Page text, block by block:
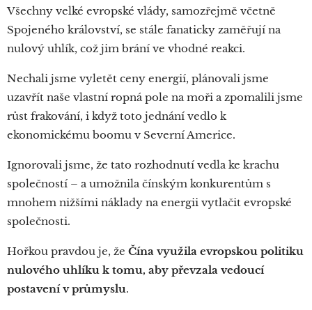
Všechny velké evropské vlády, samozřejmě včetně
Spojeného království, se stále fanaticky zaměřují na
nulový uhlík, což jim brání ve vhodné reakci.
Nechali jsme vyletět ceny energií, plánovali jsme
uzavřít naše vlastní ropná pole na moři a zpomalili jsme
růst frakování, i když toto jednání vedlo k
ekonomickému boomu v Severní Americe.
Ignorovali jsme, že tato rozhodnutí vedla ke krachu
společností – a umožnila čínským konkurentům s
mnohem nižšími náklady na energii vytlačit evropské
společnosti.
Hořkou pravdou je, že Čína využila evropskou politiku
nulového uhlíku k tomu, aby převzala vedoucí
postavení v průmyslu.